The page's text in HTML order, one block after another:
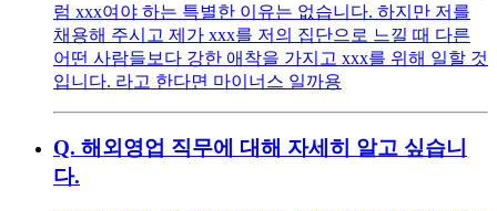
럼 xxx여야 하는 특별한 이유는 없습니다. 하지만 저를
채용해 주시고 제가 xxx를 저의 집단으로 느낄 때 다른
어떤 사람들보다 강한 애착을 가지고 xxx를 위해 일할 것
입니다. 라고 한다면 마이너스 일까용
Q. 해외영업 직무에 대해 자세히 알고 싶습니
다.